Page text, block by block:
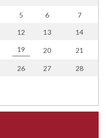
5 6 7
12 13 14
19 20 21
26 27 28